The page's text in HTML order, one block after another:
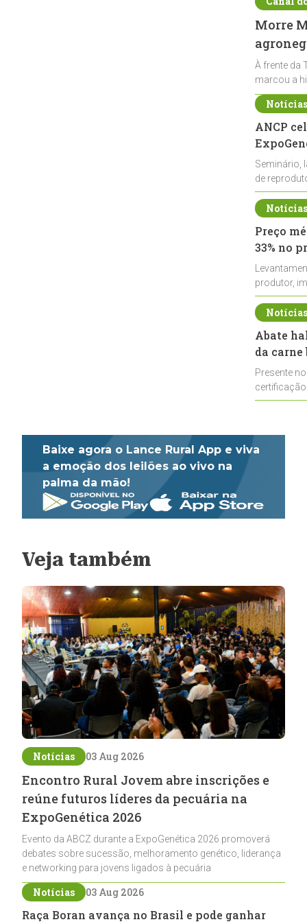
Morre
À frente da
marcou a
ANCP
Seminário,
de
durante a
Preço
33% no
produtor,
de leite cru
Abate
da
Presente
Baixe agora o Lance Rural App e viva
a emoção dos leilões ao vivo na
palma da mão!
Veja também
Notícias 03 Aug 2026
Encontro Rural Jovem abre inscrições e
reúne futuros líderes da pecuária na
ExpoGenética 2026
Evento da ABCZ durante a ExpoGenética 2026 promoverá
debates sobre sucessão, melhoramento genético, liderança
e networking para jovens ligados à pecuária
Notícias 03 Aug 2026
Raça Boran avança no Brasil e pode ganhar